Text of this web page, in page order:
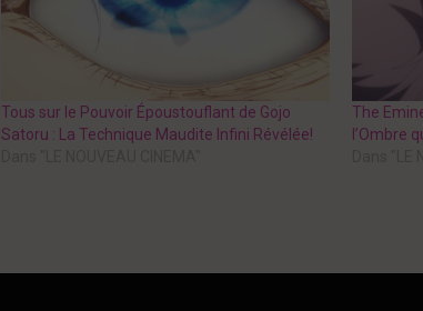
Tous sur le Pouvoir Époustouflant de Gojo
Satoru : La Technique Maudite Infini Révélée!
The
l’Ombre